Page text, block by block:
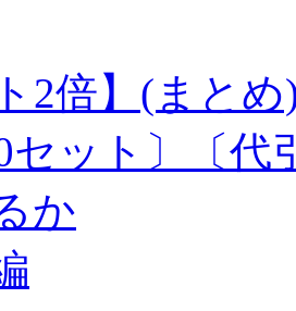
2倍】(まと
セット〕〔代
か